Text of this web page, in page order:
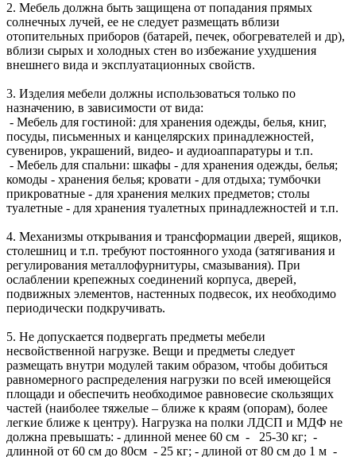
2. Мебель должна быть защищена от попадания прямых
солнечных лучей, ее не следует размещать вблизи
отопительных приборов (батарей, печек, обогревателей и др),
вблизи сырых и холодных стен во избежание ухудшения
внешнего вида и эксплуатационных свойств.
3. Изделия мебели должны использоваться только по
назначению, в зависимости от вида:
- Мебель для гостиной: для хранения одежды, белья, книг,
посуды, письменных и канцелярских принадлежностей,
сувениров, украшений, видео- и аудиоаппаратуры и т.п.
- Мебель для спальни: шкафы - для хранения одежды, белья;
комоды - хранения белья; кровати - для отдыха; тумбочки
прикроватные - для хранения мелких предметов; столы
туалетные - для хранения туалетных принадлежностей и т.п.
4. Механизмы открывания и трансформации дверей, ящиков,
столешниц и т.п. требуют постоянного ухода (затягивания и
регулирования металлофурнитуры, смазывания). При
ослаблении крепежных соединений корпуса, дверей,
подвижных элементов, настенных подвесок, их необходимо
периодически подкручивать.
5. Не допускается подвергать предметы мебели
несвойственной нагрузке. Вещи и предметы следует
размещать внутри модулей таким образом, чтобы добиться
равномерного распределения нагрузки по всей имеющейся
площади и обеспечить необходимое равновесие скользящих
частей (наиболее тяжелые – ближе к краям (опорам), более
легкие ближе к центру). Нагрузка на полки ЛДСП и МДФ не
должна превышать: - длинной менее 60 см - 25-30 кг; -
длинной от 60 см до 80см - 25 кг; - длиной от 80 см до 1 м -